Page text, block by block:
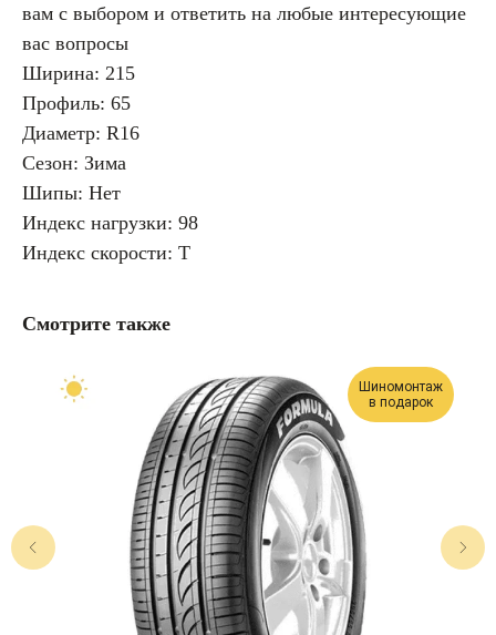
вам с выбором и ответить на любые интересующие
вас вопросы
Ширина: 215
Профиль: 65
Диаметр: R16
Сезон: Зима
Шипы: Нет
Индекс нагрузки: 98
Индекс скорости: T
Смотрите также
Шиномонтаж
в подарок